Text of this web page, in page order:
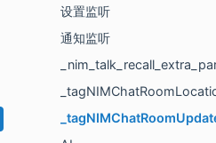
设置监听
通知监听